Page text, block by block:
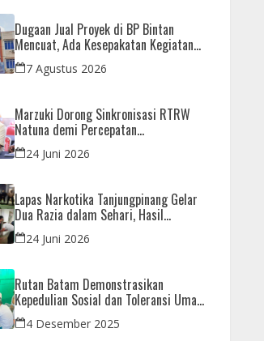
Dugaan Jual Proyek di BP Bintan
Mencuat, Ada Kesepakatan Kegiatan
dan Dana yang Dikembalikan
7 Agustus 2026
Marzuki Dorong Sinkronisasi RTRW
Natuna demi Percepatan
Pembangunan Strategis Daerah
24 Juni 2026
Lapas Narkotika Tanjungpinang Gelar
Dua Razia dalam Sehari, Hasil
Pemeriksaan Nihil Barang Terlarang
24 Juni 2026
Rutan Batam Demonstrasikan
Kepedulian Sosial dan Toleransi Umat
Beragama Melalui Doa Bersama
Korban Bencana
4 Desember 2025